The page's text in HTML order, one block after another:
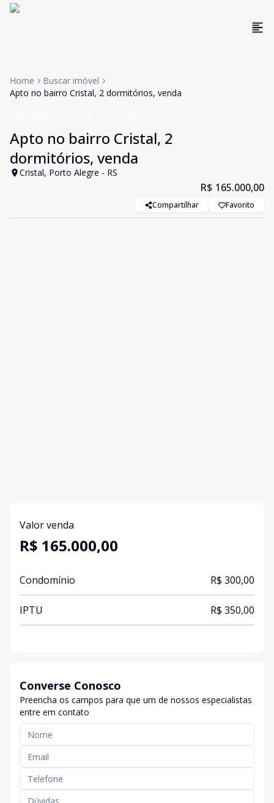
Home
Buscar imóvel
Apto no bairro Cristal, 2 dormitórios, venda
Apto no bairro Cristal, 2
dormitórios, venda
Cristal, Porto Alegre - RS
R$ 165.000,00
Compartilhar Favorito
Valor venda
R$ 165.000,00
Condomínio R$ 300,00
IPTU R$ 350,00
Converse Conosco
Preencha os campos para que um de nossos especialistas
entre em contato